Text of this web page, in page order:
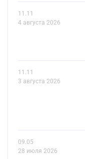
11.11
4 августа 2026
11.11
3 августа 2026
09.05
28 июля 2026